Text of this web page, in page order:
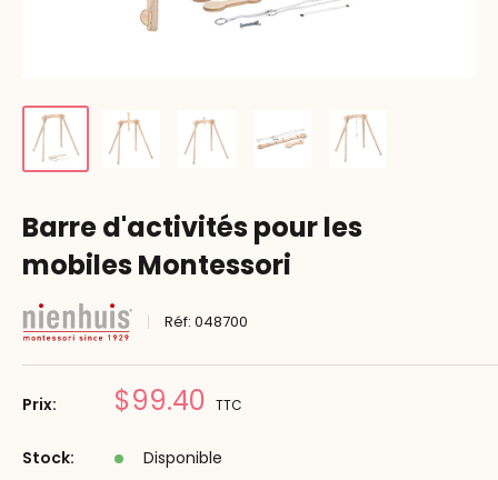
Barre d'activités pour les
mobiles Montessori
Réf:048700
Prix: Prix
$99.40 TTC
Stock: Disponible